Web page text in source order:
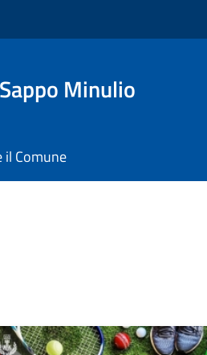
Minulio
il Comune